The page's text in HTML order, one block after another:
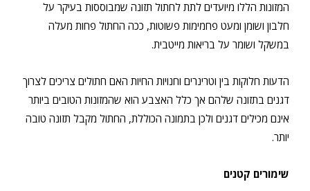
המזונות הללו מיועדים לתת לחתול תזונה שמבוססות בעיקר על
חלבון ושומן ומעט פחמימות פשוטות, ככה החתול פחות מעלה
במשקל ושומר על בריאות מייטבית.
הדעות חלוקות בין וטרינרים וחנויות החיות האם חתולים צריכים לצרוך
דגנים בתזונה שלהם אך כלל האצבע הוא שהמזונות הטובים ביותר
אינם מכילים דגנים ולכן בתמונה הכוללת, החתול מקבל תזונה טובה
יותר.
שימורים קטנים